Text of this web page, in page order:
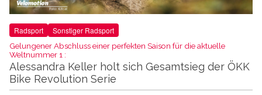
Radsport Sonstiger Radsport
Gelungener Abschluss einer perfekten Saison für die aktuelle
Weltnummer 1 :
Alessandra Keller holt sich Gesamtsieg der ÖKK
Bike Revolution Serie